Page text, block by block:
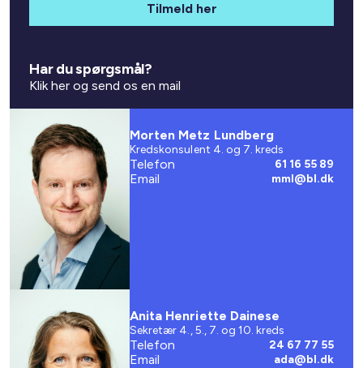
Tilmeld her
Har du spørgsmål?
Klik her og send os en mail
Morten Metz Lundberg
Kredskonsulent 4. og 7. kreds
Telefon 61 16 55 89
Email mml@bl.dk
Anita Henriette Dainese
Sekretær 4., 5., 7. og 10. kreds
Telefon 24 67 77 55
Email ada@bl.dk